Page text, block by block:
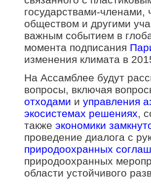
государствами-членами,
обществом и другими
важным событием в
момента подписания
изменения климата в
На Ассамблее будут
вопросы, включая
отходами и управления
экосистемах решениях,
также экономики
проведение диалога с
природоохранных
природоохранных
области устойчивого